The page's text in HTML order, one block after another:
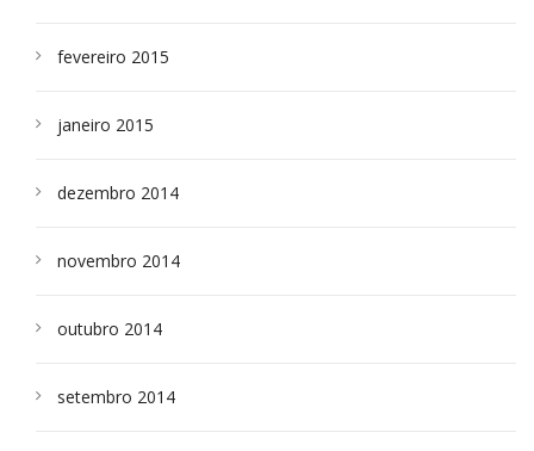
fevereiro 2015
janeiro 2015
dezembro 2014
novembro 2014
outubro 2014
setembro 2014